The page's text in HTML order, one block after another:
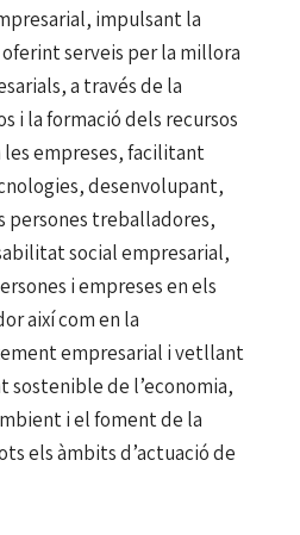
impulsant la
serveis per la millora
a través de la
i la formació dels recursos
empreses, facilitant
desenvolupant,
persones treballadores,
social empresarial,
i empreses en els
així com en la
empresarial i vetllant
sostenible de l’economia,
i el foment de la
els àmbits d’actuació de